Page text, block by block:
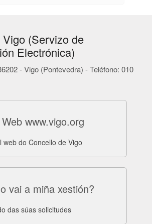
(Servizo de
Electrónica)
- Vigo (Pontevedra) - Teléfono: 010
www.vigo.org
web do Concello de Vigo
vai a miña xestión?
das súas solicitudes